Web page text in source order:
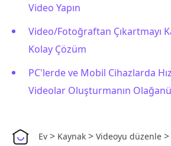
Video Yapın
Video/Fotoğraftan Çıkartmayı
Kolay Çözüm
PC'lerde ve Mobil Cihazlarda
Videolar Oluşturmanın
Ev > Kaynak > Videoyu düzenle >